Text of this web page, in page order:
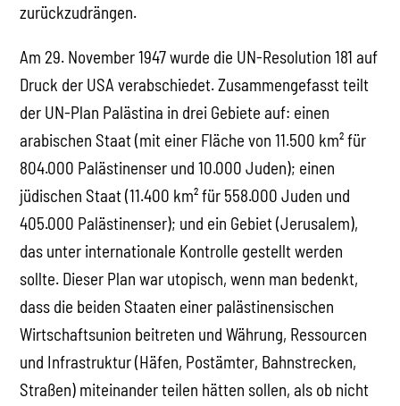
zurückzudrängen.
Am 29. November 1947 wurde die UN-Resolution 181 auf
Druck der USA verabschiedet. Zusammengefasst teilt
der UN-Plan Palästina in drei Gebiete auf: einen
arabischen Staat (mit einer Fläche von 11.500 km² für
804.000 Palästinenser und 10.000 Juden); einen
jüdischen Staat (11.400 km² für 558.000 Juden und
405.000 Palästinenser); und ein Gebiet (Jerusalem),
das unter internationale Kontrolle gestellt werden
sollte. Dieser Plan war utopisch, wenn man bedenkt,
dass die beiden Staaten einer palästinensischen
Wirtschaftsunion beitreten und Währung, Ressourcen
und Infrastruktur (Häfen, Postämter, Bahnstrecken,
Straßen) miteinander teilen hätten sollen, als ob nicht